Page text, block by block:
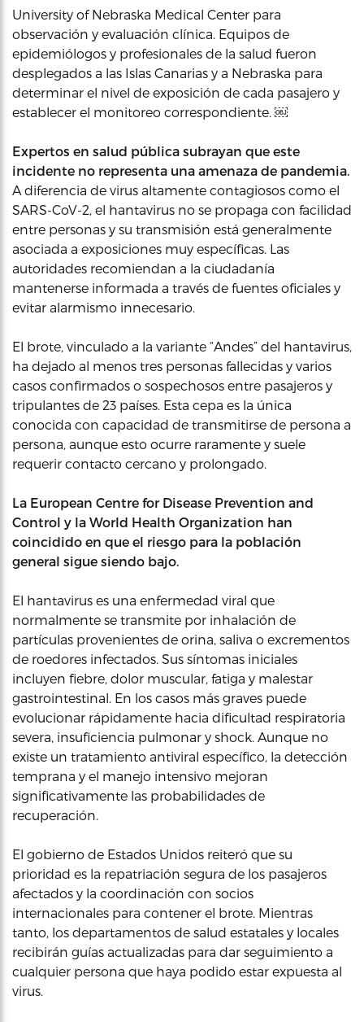
University of Nebraska Medical Center para
observación y evaluación clínica. Equipos de
epidemiólogos y profesionales de la salud fueron
desplegados a las Islas Canarias y a Nebraska para
determinar el nivel de exposición de cada pasajero y
establecer el monitoreo correspondiente. ￼
Expertos en salud pública subrayan que este
incidente no representa una amenaza de pandemia.
A diferencia de virus altamente contagiosos como el
SARS-CoV-2, el hantavirus no se propaga con facilidad
entre personas y su transmisión está generalmente
asociada a exposiciones muy específicas. Las
autoridades recomiendan a la ciudadanía
mantenerse informada a través de fuentes oficiales y
evitar alarmismo innecesario.
El brote, vinculado a la variante “Andes” del hantavirus,
ha dejado al menos tres personas fallecidas y varios
casos confirmados o sospechosos entre pasajeros y
tripulantes de 23 países. Esta cepa es la única
conocida con capacidad de transmitirse de persona a
persona, aunque esto ocurre raramente y suele
requerir contacto cercano y prolongado.
La European Centre for Disease Prevention and
Control y la World Health Organization han
coincidido en que el riesgo para la población
general sigue siendo bajo.
El hantavirus es una enfermedad viral que
normalmente se transmite por inhalación de
partículas provenientes de orina, saliva o excrementos
de roedores infectados. Sus síntomas iniciales
incluyen fiebre, dolor muscular, fatiga y malestar
gastrointestinal. En los casos más graves puede
evolucionar rápidamente hacia dificultad respiratoria
severa, insuficiencia pulmonar y shock. Aunque no
existe un tratamiento antiviral específico, la detección
temprana y el manejo intensivo mejoran
significativamente las probabilidades de
recuperación.
El gobierno de Estados Unidos reiteró que su
prioridad es la repatriación segura de los pasajeros
afectados y la coordinación con socios
internacionales para contener el brote. Mientras
tanto, los departamentos de salud estatales y locales
recibirán guías actualizadas para dar seguimiento a
cualquier persona que haya podido estar expuesta al
virus.